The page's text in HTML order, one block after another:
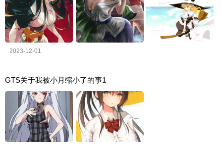
2023-12-01
GTS关于我被小月缩小了的事1